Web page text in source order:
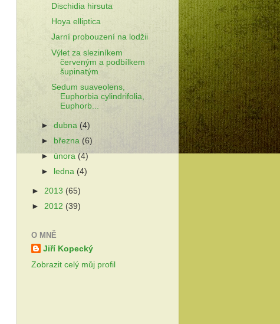
Dischidia hirsuta
Hoya elliptica
Jarní probouzení na lodžii
Výlet za sleziníkem
červeným a podbílkem
šupinatým
Sedum suaveolens,
Euphorbia cylindrifolia,
Euphorb...
►dubna (4)
► března (6)
►února(4)
►
ledna (4)
► 2013 (65)
► 2012 (39)
O MNĚ
Jiří Kopecký
Zobrazit celý můj profil